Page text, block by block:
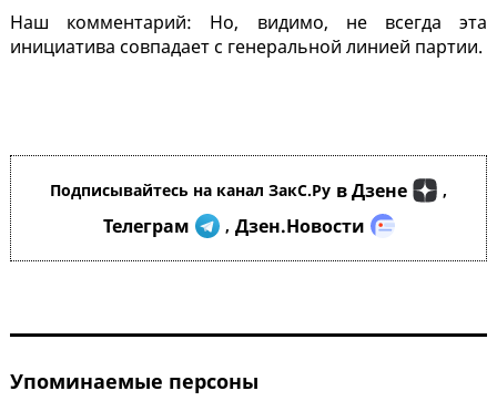
Наш комментарий: Но, видимо, не всегда эта
инициатива совпадает с генеральной линией партии.
Подписывайтесь на канал ЗакС.Ру в Дзене ,
Телеграм , Дзен.Новости
Упоминаемые персоны